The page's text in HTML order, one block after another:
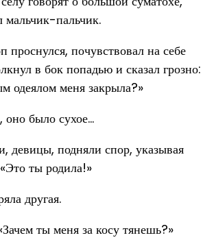
мальчик-пальчик.
проснулся, почувствовал на себе
в бок попадью и сказал грозно:
одеялом меня закрыла?»
оно было сухое…
девицы, подняли спор, указывая
ты родила!»
другая.
ты меня за косу тянешь?»